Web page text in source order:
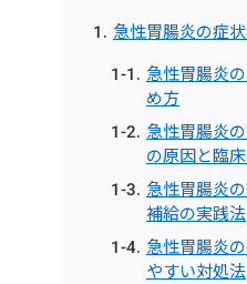
急性胃腸炎の症
急性胃腸炎
め方
急性胃腸炎
の原因と臨
急性胃腸炎
補給の実践法
急性胃腸炎
やすい対処法